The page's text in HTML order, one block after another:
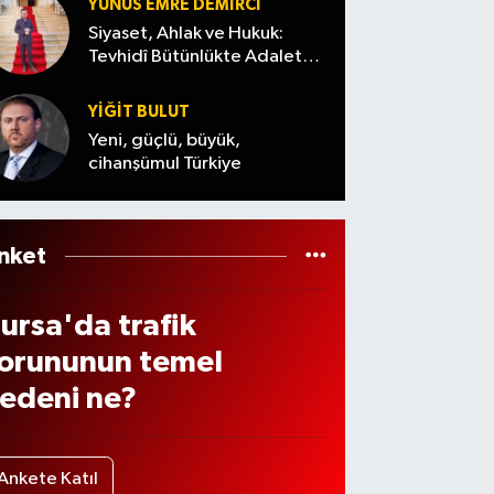
os
Cuma)
var
(7
YUNUS EMRE DEMIRCI
Siyaset, Ahlak ve Hukuk:
Tevhidî Bütünlükte Adalet
YİĞİT BULUT
Yeni, güçlü, büyük,
cihanşümul Türkiye
trafik
temel
ne?
Katıl